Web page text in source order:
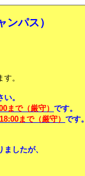
パス）
。
。
まで（厳守） です。
まで（厳守） です。
したが、